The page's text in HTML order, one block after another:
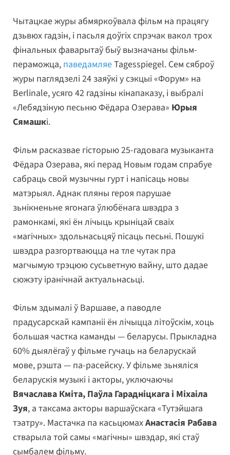
Чытацкае журы абмяркоўвала фільм на працягу
дзьвюх гадзін, і пасьля доўгіх спрэчак вакол трох
фінальных фаварытаў быў вызначаны фільм-
пераможца, паведамляеTagesspiegel. Сем сяброў
журы паглядзелі 24 заяўкі у сэкцыі «Форум» на
Berlinale, усяго 42 гадзіны кінапаказу, і выбралі
«Лебядзіную песьню Фёдара Озерава» Юрыя
Сямашкі.
Фільм расказвае гісторыю 25-гадовага музыканта
Фёдара Озерава, які перад Новым годам спрабуе
сабраць свой музычны гурт і напісаць новы
матэрыял. Аднак пляны героя парушае
зьнікненьне ягонага ўлюбёнага швэдра з
рамонкамі, які ён лічыць крыніцай сваіх
«магічных» здольнасьцяў пісаць песьні. Пошукі
швэдра разгортваюцца на тле чутак пра
магчымую трэцюю сусьветную вайну, што дадае
сюжэту іранічнай актуальнасьці.
Фільм здымалі ў Варшаве, а паводле
прадусарскай кампаніі ён лічыцца літоўскім, хоць
большая частка каманды — беларусы. Прыкладна
60% дыялёгаў у фільме гучаць на беларускай
мове, рэшта — па-расейску. У фільме зьняліся
беларускія музыкі і акторы, уключаючы
Вячаслава Кміта, Паўла Гарадніцкага і Міхаіла
Зуя, а таксама акторы варшаўскага «Тутэйшага
тэатру». Мастачка па касьцюмахАнастасія Рабава
стварыла той самы «магічны» швэдар, які стаў
сымбалем фільму.